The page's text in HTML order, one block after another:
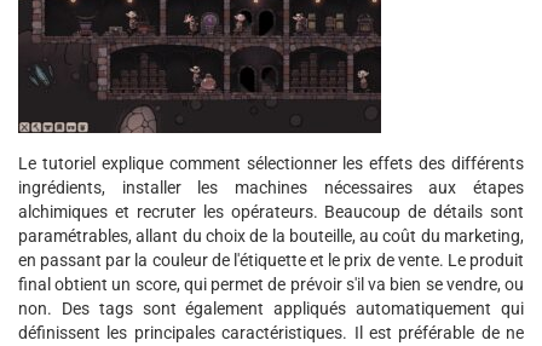
Le tutoriel explique comment sélectionner les effets des différents
ingrédients, installer les machines nécessaires aux étapes
alchimiques et recruter les opérateurs. Beaucoup de détails sont
paramétrables, allant du choix de la bouteille, au coût du marketing,
en passant par la couleur de l'étiquette et le prix de vente. Le produit
final obtient un score, qui permet de prévoir s'il va bien se vendre, ou
non. Des tags sont également appliqués automatiquement qui
définissent les principales caractéristiques. Il est préférable de ne